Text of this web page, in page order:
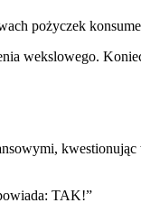
pożyczek
wekslowego.
TAK!”